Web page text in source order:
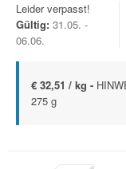
Leider verpasst!
Gültig: 31.05. -
06.06.
€ 32,51 / kg -
275 g